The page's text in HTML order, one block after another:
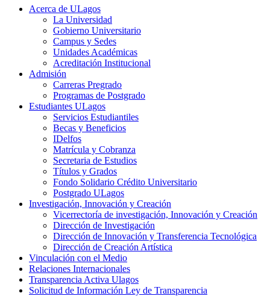
Acerca de ULagos
La Universidad
Gobierno Universitario
Campus y Sedes
Unidades Académicas
Acreditación Institucional
Admisión
Carreras Pregrado
Programas de Postgrado
Estudiantes ULagos
Servicios Estudiantiles
Becas y Beneficios
IDelfos
Matrícula y Cobranza
Secretaria de Estudios
Títulos y Grados
Fondo Solidario Crédito Universitario
Postgrado ULagos
Investigación, Innovación y Creación
Vicerrectoría de investigación, Innovación y Creación
Dirección de Investigación
Dirección de Innovación y Transferencia Tecnológica
Dirección de Creación Artística
Vinculación con el Medio
Relaciones Internacionales
Transparencia Activa Ulagos
Solicitud de Información Ley de Transparencia